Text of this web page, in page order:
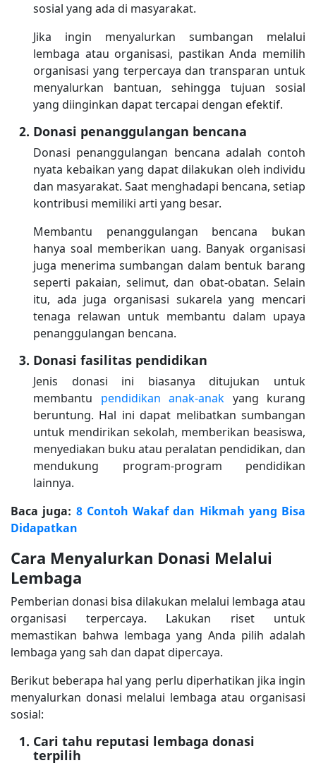
sosial yang ada di masyarakat.
Jika ingin menyalurkan sumbangan melalui
lembaga atau organisasi, pastikan Anda memilih
organisasi yang terpercaya dan transparan untuk
menyalurkan bantuan, sehingga tujuan sosial
yang diinginkan dapat tercapai dengan efektif.
Donasi penanggulangan bencana
Donasi penanggulangan bencana adalah contoh
nyata kebaikan yang dapat dilakukan oleh individu
dan masyarakat. Saat menghadapi bencana, setiap
kontribusi memiliki arti yang besar.
Membantu penanggulangan bencana bukan
hanya soal memberikan uang. Banyak organisasi
juga menerima sumbangan dalam bentuk barang
seperti pakaian, selimut, dan obat-obatan. Selain
itu, ada juga organisasi sukarela yang mencari
tenaga relawan untuk membantu dalam upaya
penanggulangan bencana.
Donasi fasilitas pendidikan
Jenis donasi ini biasanya ditujukan untuk
membantu pendidikan anak-anak yang kurang
beruntung. Hal ini dapat melibatkan sumbangan
untuk mendirikan sekolah, memberikan beasiswa,
menyediakan buku atau peralatan pendidikan, dan
mendukung program-program pendidikan
lainnya.
Baca juga: 8 Contoh Wakaf dan Hikmah yang Bisa
Didapatkan
Cara Menyalurkan Donasi Melalui
Lembaga
Pemberian donasi bisa dilakukan melalui lembaga atau
organisasi terpercaya. Lakukan riset untuk
memastikan bahwa lembaga yang Anda pilih adalah
lembaga yang sah dan dapat dipercaya.
Berikut beberapa hal yang perlu diperhatikan jika ingin
menyalurkan donasi melalui lembaga atau organisasi
sosial:
Cari tahu reputasi lembaga donasi
terpilih